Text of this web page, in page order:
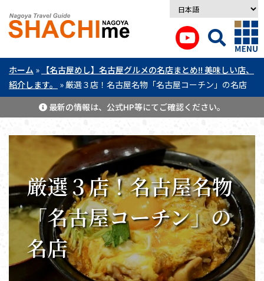
ホーム » 【名古屋めし】名古屋グルメの名店まとめ!! 美味しい店、
紹介します。
»厳選３店！名古屋名物「名古屋コーチン」の名店
最新の情報は、公式HP等にてご確認ください。
厳選３店！名古屋名物
「名古屋コーチン」の
名店